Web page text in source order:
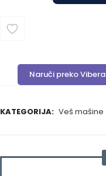
Naruči preko Vibera
KATEGORIJA: Veš mašine